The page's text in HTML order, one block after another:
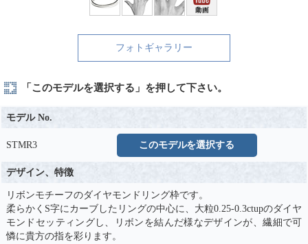
フォトギャラリー
「このモデルを選択する」を押して下さい。
モデル No.
STMR3 このモデルを選択する
デザイン、特徴
リボンモチーフのダイヤモンドリング枠です。
柔らかくS字にカーブしたリングの中心に、大粒0.25-0.3ctupのダイヤ
モンドセッティングし、リボンを結んだ様なデザインが、繊細で可
憐に貴方の指を彩ります。